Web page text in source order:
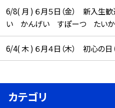
6/8( 月 ) ６月５日（金） 新入生歓
い かんげい すぽーつ たいか
6/4( 木 ) ６月４日（木） 初心の日（
カテゴリ